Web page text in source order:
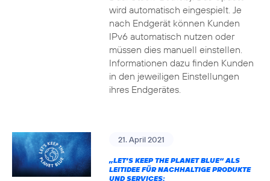
wird automatisch eingespielt. Je
nach Endgerät können Kunden
IPv6 automatisch nutzen oder
müssen dies manuell einstellen.
Informationen dazu finden Kunden
in den jeweiligen Einstellungen
ihres Endgerätes.
21. April 2021
„LET’S KEEP THE PLANET BLUE“ ALS
LEITIDEE FÜR NACHHALTIGE PRODUKTE
UND SERVICES: